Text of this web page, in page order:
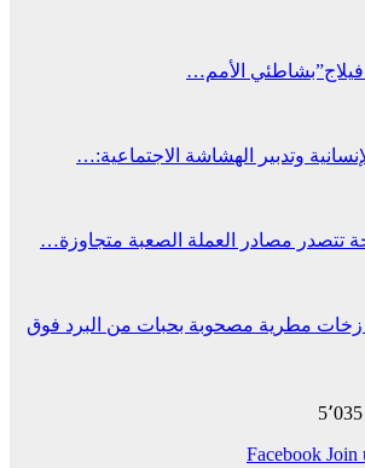
فيلاج”بشاطئي الأمم…
وتدبير الهشاشة الاجتماعية:…
تتصدر مصادر العملة الصعبة متجاوزة…
مطرية مصحوبة بحبات من البرد فوق
Facebook Join